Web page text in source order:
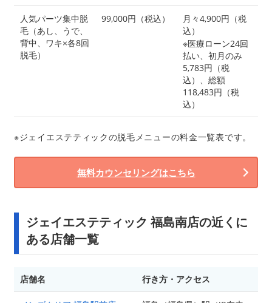
人気パーツ集中脱
毛（あし、うで、
背中、ワキ×各8回
脱毛）
99,000円（税込）
月々4,900円（税
込）
※医療ローン24回
払い、初月のみ
5,783円（税
込）、総額
118,483円（税
込）
※ジェイエステティックの脱毛メニューの料金一覧表です。
無料カウンセリングはこちら
ジェイエステティック 福島南店の近くに
ある店舗一覧
店舗名 行き方・アクセス